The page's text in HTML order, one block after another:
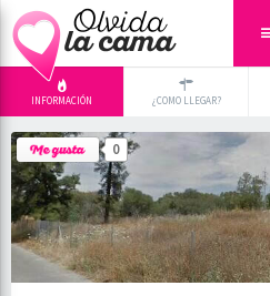
INFORMACIÓN ¿COMO LLEGAR?
0
-